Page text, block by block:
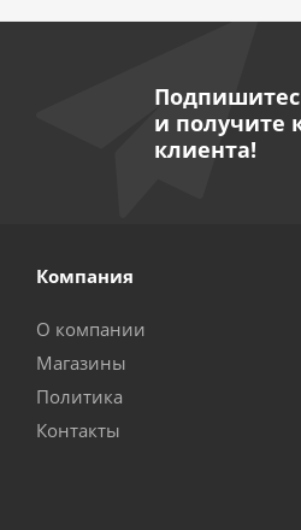
и получите
клиента!
Компания
О компании
Магазины
Политика
Контакты